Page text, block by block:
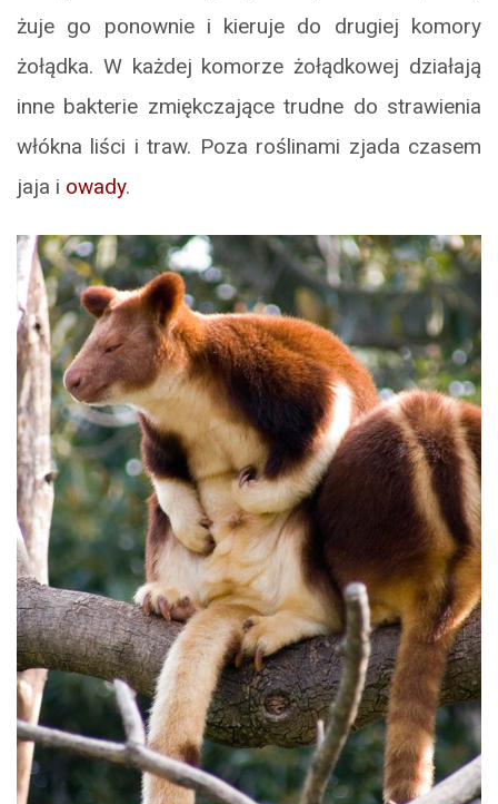
żuje go ponownie i kieruje do drugiej komory
żołądka. W każdej komorze żołądkowej działają
inne bakterie zmiękczające trudne do strawienia
włókna liści i traw. Poza roślinami zjada czasem
jaja i owady.